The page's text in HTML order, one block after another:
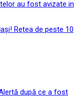
Rețea de peste 10
după ce a fost